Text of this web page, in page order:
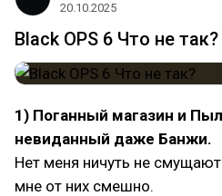
20.10.2025
Black OPS 6 Что не так?
1) Поганный магазин и
невиданный даже Банжи.
Нет меня ничуть не
мне от них смешно.